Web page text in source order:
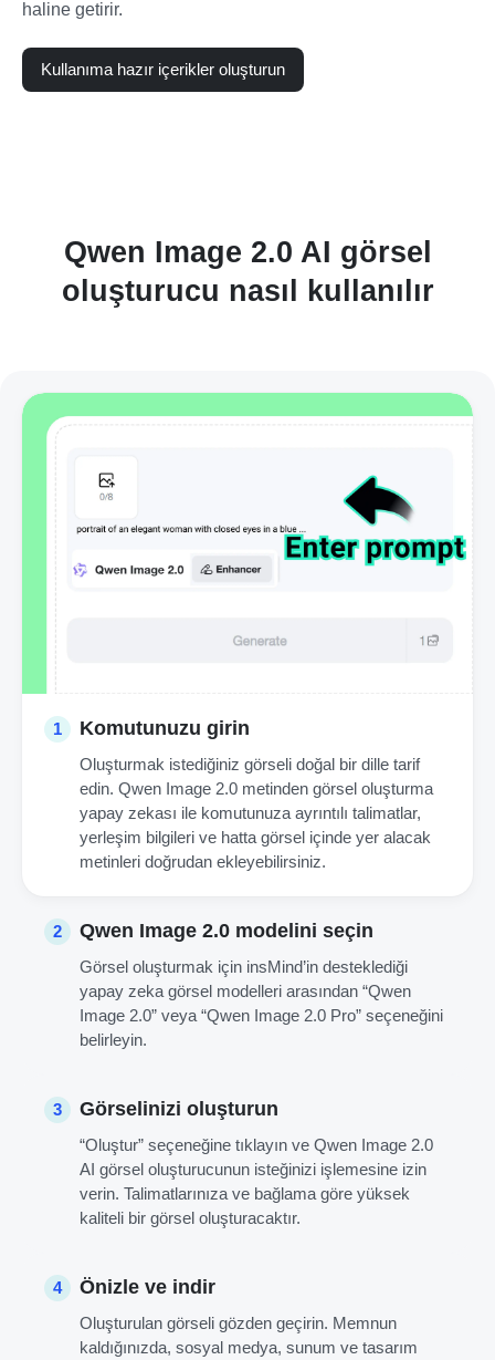
haline getirir.
Kullanıma hazır içerikler oluşturun
Qwen Image 2.0 AI görsel
oluşturucu nasıl kullanılır
1 Komutunuzu girin
Oluşturmak istediğiniz görseli doğal bir dille tarif
edin. Qwen Image 2.0 metinden görsel oluşturma
yapay zekası ile komutunuza ayrıntılı talimatlar,
yerleşim bilgileri ve hatta görsel içinde yer alacak
metinleri doğrudan ekleyebilirsiniz.
2 Qwen Image 2.0 modelini seçin
Görsel oluşturmak için insMind’in desteklediği
yapay zeka görsel modelleri arasından “Qwen
Image 2.0” veya “Qwen Image 2.0 Pro” seçeneğini
belirleyin.
3 Görselinizi oluşturun
“Oluştur” seçeneğine tıklayın ve Qwen Image 2.0
AI görsel oluşturucunun isteğinizi işlemesine izin
verin. Talimatlarınıza ve bağlama göre yüksek
kaliteli bir görsel oluşturacaktır.
4 Önizle ve indir
Oluşturulan görseli gözden geçirin. Memnun
kaldığınızda, sosyal medya, sunum ve tasarım